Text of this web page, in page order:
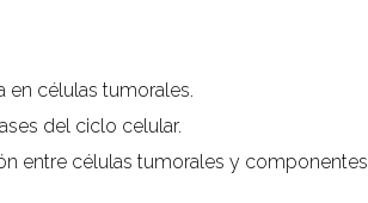
en células tumorales.
del ciclo celular.
entre células tumorales y componentes